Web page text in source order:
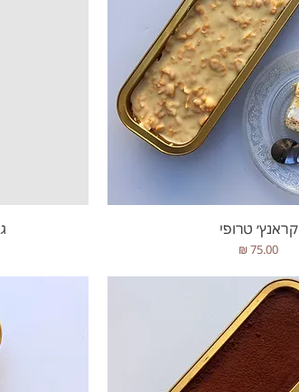
תצוגה מהירה
קראנץ׳ טרופי
מחיר